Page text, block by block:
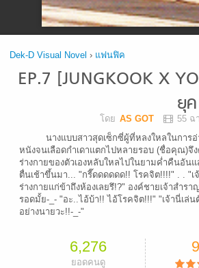
Dek-D Visual Novel › แฟนฟิค
EP.7 [JUNGKOOK X
ยุค
โดย AS GOT 55 ฉ
นางแบบสาวสุดเซ็กซี่ผู้ที่หลงใหลในกา
หนังจนเลือดกำเดาแตกไปหลายรอบ (ชื่อคุณ)จึ
ร่างกายของตัวเองหลับใหลไปในยามค่ำคืนอัน
ตื่นเช้าขึ้นมา... "กรี๊ดดดดดด!! โรคจิต!!!!" . . "เ
ร่างกายแก่ข้าถึงห้องเลยรึ!?" องค์ชายเจ้าสำ
รอดมั้ย-_- "อะ..ไอ้บ้า!! ไอ้โรคจิต!!!" "เจ้านี่เล่
อย่างนายวะ!!-_-"
6,276
ยอดคนดู